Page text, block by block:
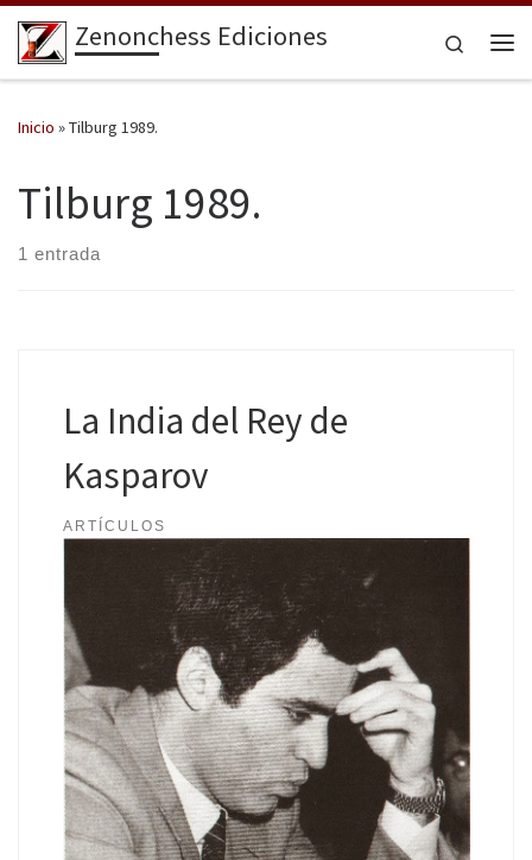
Saltar al contenido
Zenonchess Ediciones
Search
Inicio »Tilburg 1989.
Tilburg 1989.
1 entrada
La India del Rey de
Kasparov
ARTÍCULOS